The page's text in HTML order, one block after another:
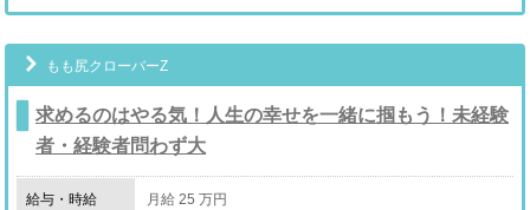
もも尻クローバーZ
求めるのはやる気！人生の幸せを一緒に掴もう！未経験
者・経験者問わず大
給与・時給
月給 25 万円